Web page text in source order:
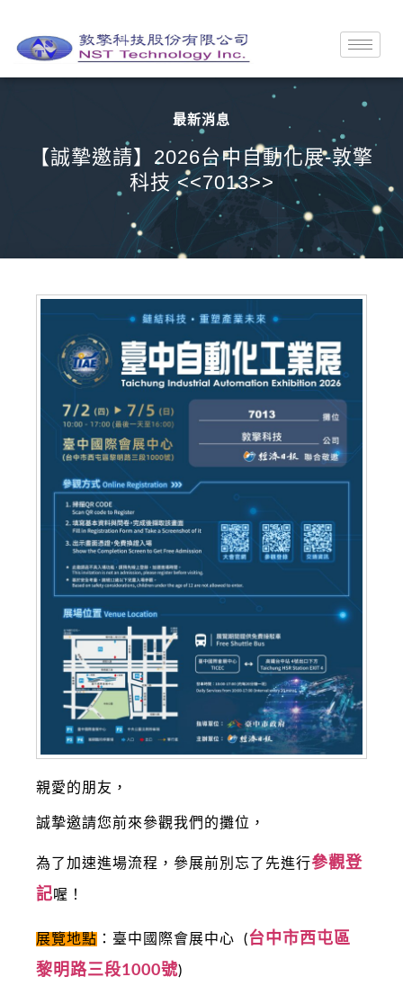
最新消息
【誠摯邀請】2026台中自動化展-敦擎
科技 <<7013>>
親愛的朋友，
誠摯邀請您前來參觀我們的攤位，
為了加速進場流程，參展前別忘了先進行參觀登
記喔！
展覽地點 ：臺中國際會展中心 (台中市西屯區
黎明路三段1000號)